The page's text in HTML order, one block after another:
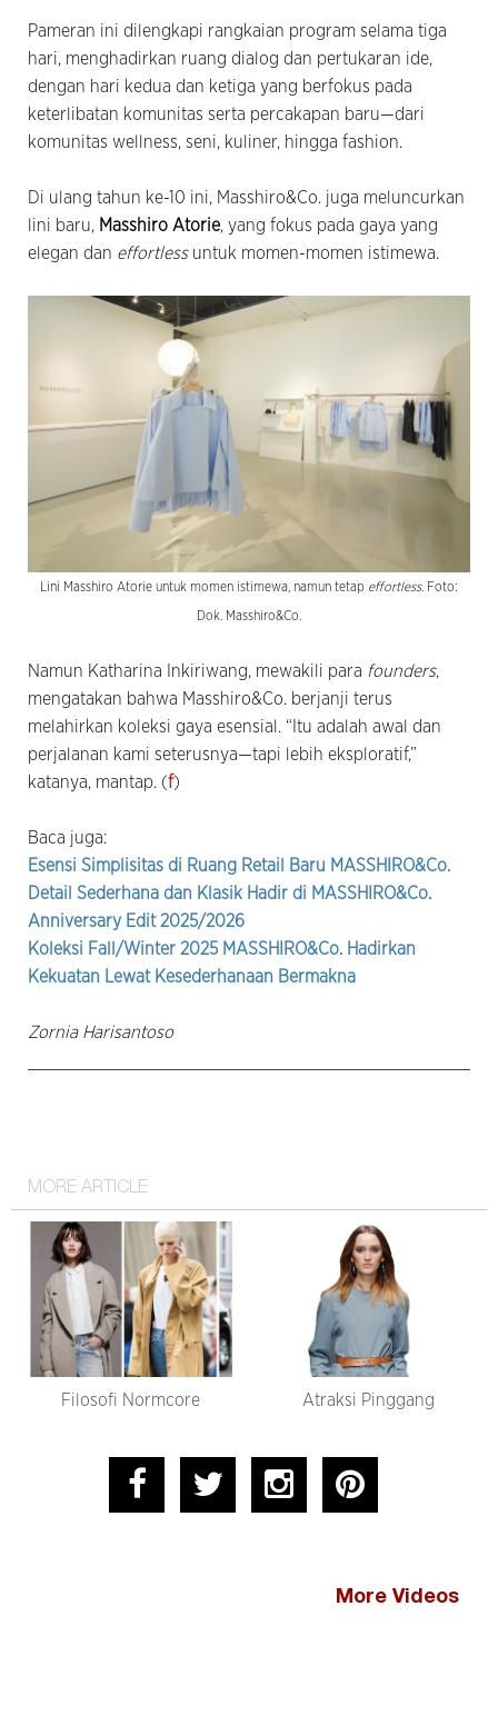
Pameran ini dilengkapi rangkaian program selama tiga
hari, menghadirkan ruang dialog dan pertukaran ide,
dengan hari kedua dan ketiga yang berfokus pada
keterlibatan komunitas serta percakapan baru—dari
komunitas wellness, seni, kuliner, hingga fashion.
Di ulang tahun ke-10 ini, Masshiro&Co. juga meluncurkan
lini baru, Masshiro Atorie, yang fokus pada gaya yang
elegan dan effortless untuk momen-momen istimewa.
Lini Masshiro Atorie untuk momen istimewa, namun tetap effortless. Foto:
Dok. Masshiro&Co.
Namun Katharina Inkiriwang, mewakili para founders,
mengatakan bahwa Masshiro&Co. berjanji terus
melahirkan koleksi gaya esensial. “Itu adalah awal dan
perjalanan kami seterusnya—tapi lebih eksploratif,”
katanya, mantap. (f)
Baca juga:
Esensi Simplisitas di Ruang Retail Baru MASSHIRO&Co.
Detail Sederhana dan Klasik Hadir di MASSHIRO&Co.
Anniversary Edit 2025/2026
Koleksi Fall/Winter 2025 MASSHIRO&Co. Hadirkan
Kekuatan Lewat Kesederhanaan Bermakna
Zornia Harisantoso
MORE ARTICLE
Filosofi Normcore Atraksi Pinggang
More Videos